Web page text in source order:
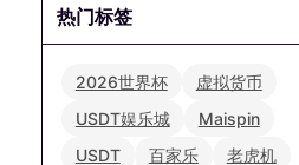
热门标签
2026世界杯
虚拟货币
USDT娱乐城
Maispin
USDT
百家乐
老虎机